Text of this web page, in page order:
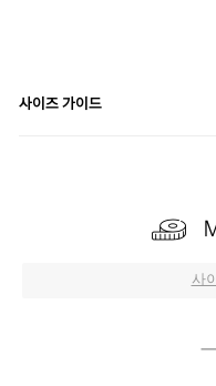
사이즈 가이드